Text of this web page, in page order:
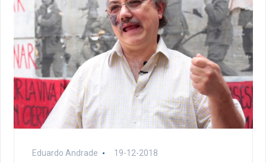
Eduardo Andrade 19-12-2018